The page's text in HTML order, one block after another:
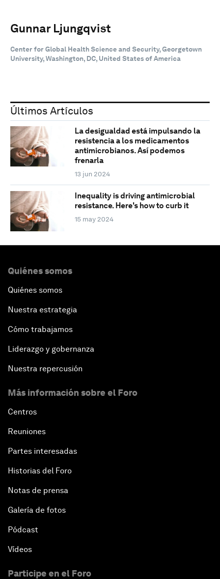
Gunnar Ljungqvist
Center for Global Health Science and Security, Georgetown
University, Washington, DC, United States of America
Últimos Artículos
La desigualdad está impulsando la
resistencia a los medicamentos
antimicrobianos. Así podemos
frenarla
13 jun 2024
Inequality is driving antimicrobial
resistance. Here's how to curb it
15 may 2024
Quiénes somos
Quiénes somos
Nuestra estrategia
Cómo trabajamos
Liderazgo y gobernanza
Nuestra repercusión
Más información sobre el Foro
Centros
Reuniones
Partes interesadas
Historias del Foro
Notas de prensa
Galería de fotos
Pódcast
Vídeos
Participe en el Foro